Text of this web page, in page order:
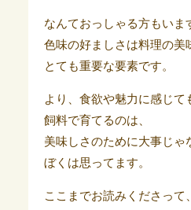
なんておっしゃる方もいま
色味の好ましさは料理の美
とても重要な要素です。
より、食欲や魅力に感じて
飼料で育てるのは、
美味しさのために大事じゃ
ぼくは思ってます。
ここまでお読みくださって、